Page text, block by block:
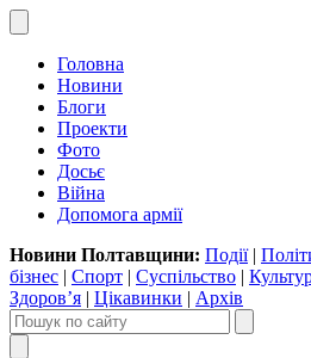
Головна
Новини
Блоги
Проекти
Фото
Досьє
Війна
Допомога армії
Новини Полтавщини: Події|
бізнес | Спорт | Суспільство |
Здоров’я | Цікавинки | Архів